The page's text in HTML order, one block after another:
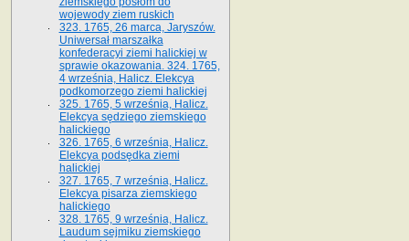
wojewody ziem ruskich
323. 1765, 26 marca, Jaryszów.
Uniwersał marszałka
konfederacyi ziemi halickiej w
sprawie okazowania. 324. 1765,
4 września, Halicz. Elekcya
podkomorzego ziemi halickiej
325. 1765, 5 września, Halicz.
Elekcya sędziego ziemskiego
halickiego
326. 1765, 6 września, Halicz.
Elekcya podsędka ziemi
halickiej
327. 1765, 7 września, Halicz.
Elekcya pisarza ziemskiego
halickiego
328. 1765, 9 września, Halicz.
Laudum sejmiku ziemskiego